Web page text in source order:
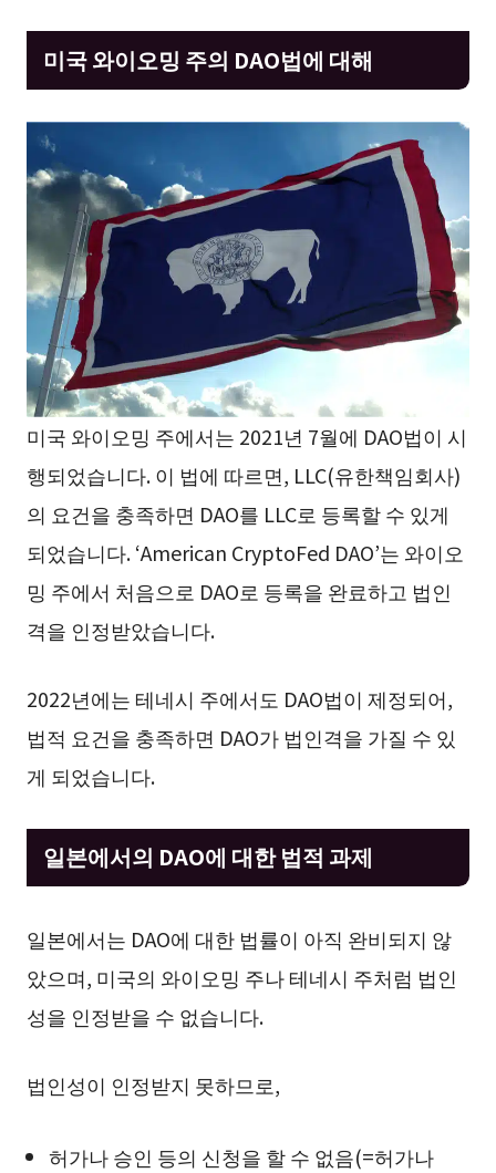
미국 와이오밍 주의 DAO법에 대해
미국 와이오밍 주에서는 2021년 7월에 DAO법이 시
행되었습니다. 이 법에 따르면, LLC(유한책임회사)
의 요건을 충족하면 DAO를 LLC로 등록할 수 있게
되었습니다. ‘American CryptoFed DAO’는 와이오
밍 주에서 처음으로 DAO로 등록을 완료하고 법인
격을 인정받았습니다.
2022년에는 테네시 주에서도 DAO법이 제정되어,
법적 요건을 충족하면 DAO가 법인격을 가질 수 있
게 되었습니다.
일본에서의 DAO에 대한 법적 과제
일본에서는 DAO에 대한 법률이 아직 완비되지 않
았으며, 미국의 와이오밍 주나 테네시 주처럼 법인
성을 인정받을 수 없습니다.
법인성이 인정받지 못하므로,
허가나 승인 등의 신청을 할 수 없음(=허가나